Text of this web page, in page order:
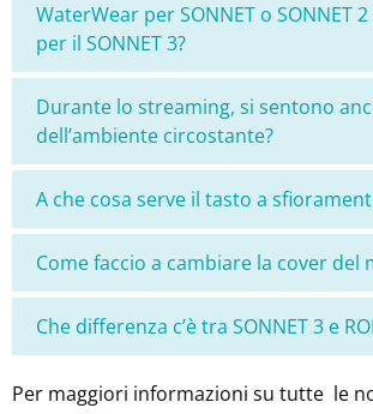
WaterWear per SONNET o SONNET
per il SONNET 3?
Durante lo streaming, si sentono
dell’ambiente circostante?
A che cosa serve il tasto a
Come faccio a cambiare la cover del
Che differenza c’è tra SONNET 3 e
Per maggiori informazioni su tutte le